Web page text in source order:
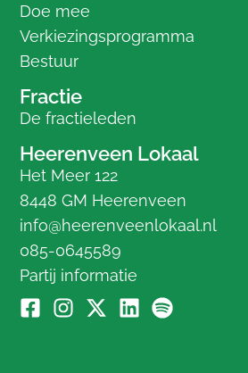
Doe mee
Verkiezingsprogramma
Bestuur
Fractie
De fractieleden
Heerenveen Lokaal
Het Meer 122
8448 GM Heerenveen
info@heerenveenlokaal.nl
085-0645589
Partij informatie